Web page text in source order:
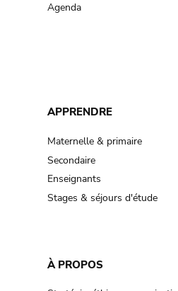
Agenda
APPRENDRE
Maternelle & primaire
Secondaire
Enseignants
Stages & séjours d'étude
À PROPOS